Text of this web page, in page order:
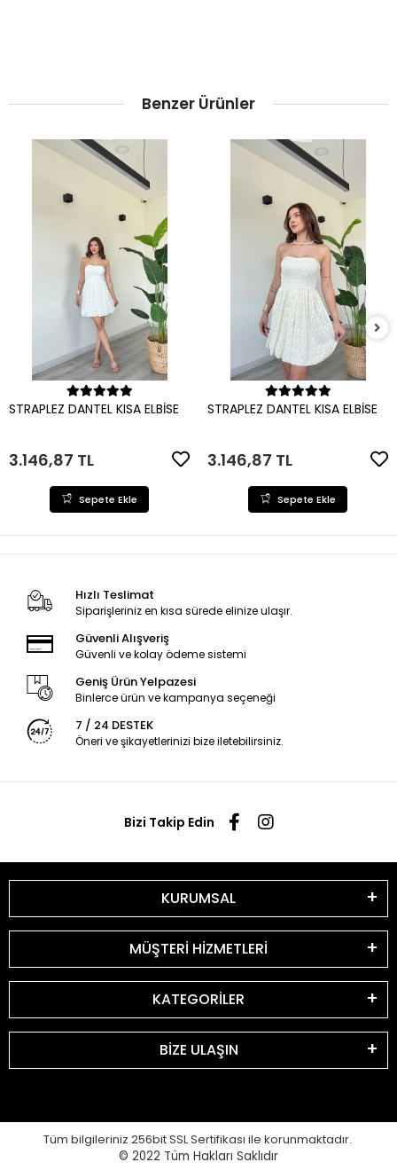
Benzer Ürünler
Sepete Ekle
STRAPLEZ DANTEL KISA ELBİSE
3.146,87 TL
Sepete Ekle
Sepete Ekle
STRAPLEZ DANTEL KISA ELBİSE
3.146,87 TL
Sepete Ekle
Hızlı Teslimat
Siparişleriniz en kısa sürede elinize ulaşır.
Güvenli Alışveriş
Güvenli ve kolay ödeme sistemi
Geniş Ürün Yelpazesi
Binlerce ürün ve kampanya seçeneği
7 / 24 DESTEK
Öneri ve şikayetlerinizi bize iletebilirsiniz.
Bizi Takip Edin
KURUMSAL
MÜŞTERİ HİZMETLERİ
KATEGORİLER
BİZE ULAŞIN
Tüm bilgileriniz 256bit SSL Sertifikası ile korunmaktadır.
© 2022 Tüm Hakları Saklıdır